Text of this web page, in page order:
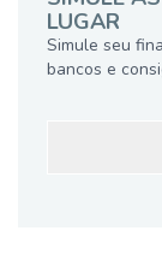
LUGAR
Simule seu
bancos e